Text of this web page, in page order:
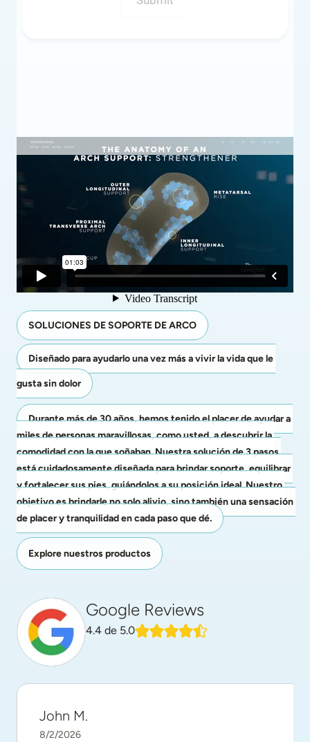
SOLUCIONES DE SOPORTE DE ARCO
Diseñado para ayudarlo una vez más a vivir la vida que le
gusta sin dolor
Durante más de 30 años, hemos tenido el placer de ayudar a
miles de personas maravillosas, como usted, a descubrir la
comodidad con la que soñaban. Nuestra solución de 3 pasos
está cuidadosamente diseñada para brindar soporte, equilibrar
y fortalecer sus pies, guiándolos a su posición ideal. Nuestro
objetivo es brindarle no solo alivio, sino también una sensación
de placer y tranquilidad en cada paso que dé.
Explore nuestros productos
Google Reviews
4.4 de 5.0
John M.
8/2/2026